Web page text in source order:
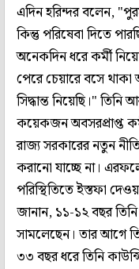
এদিন হরিন্দর বলেন,
কিন্তু পরিষেবা দিতে
অনেকদিন ধরে কর্মী
পেরে চেয়ারে বসে
সিদ্ধান্ত নিয়েছি।"
কয়েকজন অবসরপ্রাপ্ত
রাজ্য সরকারের নতুন
করানো যাচ্ছে না।
পরিস্থিতিতে ইস্তফা
জানান, ১১-১২ বছর তিনি
সামলেছেন। তার আগে
৩৩ বছর ধরে তিনি